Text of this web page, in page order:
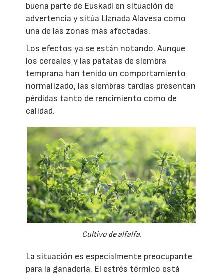
buena parte de Euskadi en situación de
advertencia y sitúa Llanada Alavesa como
una de las zonas más afectadas.
Los efectos ya se están notando. Aunque
los cereales y las patatas de siembra
temprana han tenido un comportamiento
normalizado, las siembras tardías presentan
pérdidas tanto de rendimiento como de
calidad.
Cultivo de alfalfa.
La situación es especialmente preocupante
para la ganadería. El estrés térmico está